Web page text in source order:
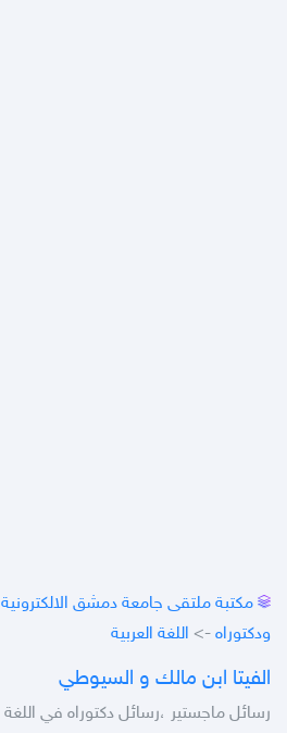
مكتبة ملتقى جامعة دمشق الالكترونية
ودكتوراه -> اللغة العربية
الفيتا ابن مالك و السيوطي